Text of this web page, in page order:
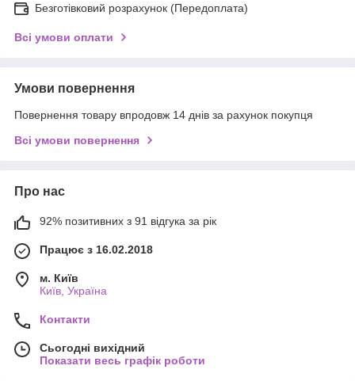
Безготівковий розрахунок (Передоплата)
Всі умови оплати
Умови повернення
Повернення товару впродовж 14 днів за рахунок покупця
Всі умови повернення
Про нас
92% позитивних з 91 відгука за рік
Працює з 16.02.2018
м. Київ
Київ, Україна
Контакти
Сьогодні вихідний
Показати весь графік роботи